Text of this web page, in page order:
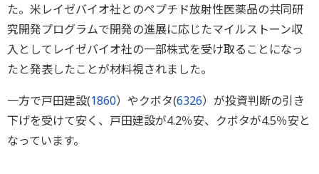
た。米レイゼバイオ社とのペプチド放射性医薬品の共同研
究開発プログラムで開発の進展に応じたマイルストーン収
入としてレイゼバイオ社の一部株式を受け取ることになっ
たと発表したことが材料視されました。
一方で戸田建設(1860）やクボタ(6326）が投資判断の引き
下げを受けて安く、戸田建設が4.2％安、クボタが4.5％安と
なっています。